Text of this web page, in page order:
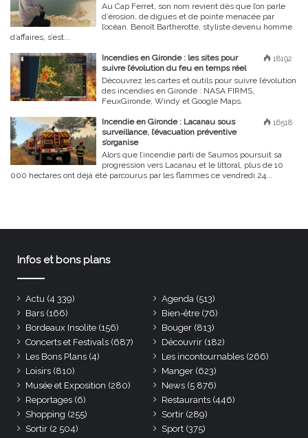
Au Cap Ferret, son nom revient dès que l’on parle
d’érosion, de digues et de pointe menacée par
l’océan. Benoît Bartherotte, styliste devenu homme
d’affaires, s’est...
18192
Incendies en Gironde : les sites pour
suivre l’évolution du feu en temps réel
Découvrez les cartes et outils pour suivre l’évolution
des incendies en Gironde : NASA FIRMS,
FeuxGironde, Windy et Google Maps.
16518
Incendie en Gironde : Lacanau sous
surveillance, l’évacuation préventive
s’organise
Alors que l’incendie parti de Saumos poursuit sa
progression vers Lacanau et le littoral, plus de 10
000 hectares ont déjà été parcourus par les flammes ce vendredi 24...
Infos et bons plans
Actu (4 339) Agenda (513)
Bars (166) Bien-être (76)
Bordeaux Insolite (156) Bouger (813)
Concerts et Festivals (687) Découvrir (182)
Les Bons Plans (4) Les incontournables (266)
Loisirs (810) Manger (623)
Musée et Exposition (280) News (5 876)
Reportages (6) Restaurants (446)
Shopping (255) Sortir (289)
Sortir (2 504) Sport (375)